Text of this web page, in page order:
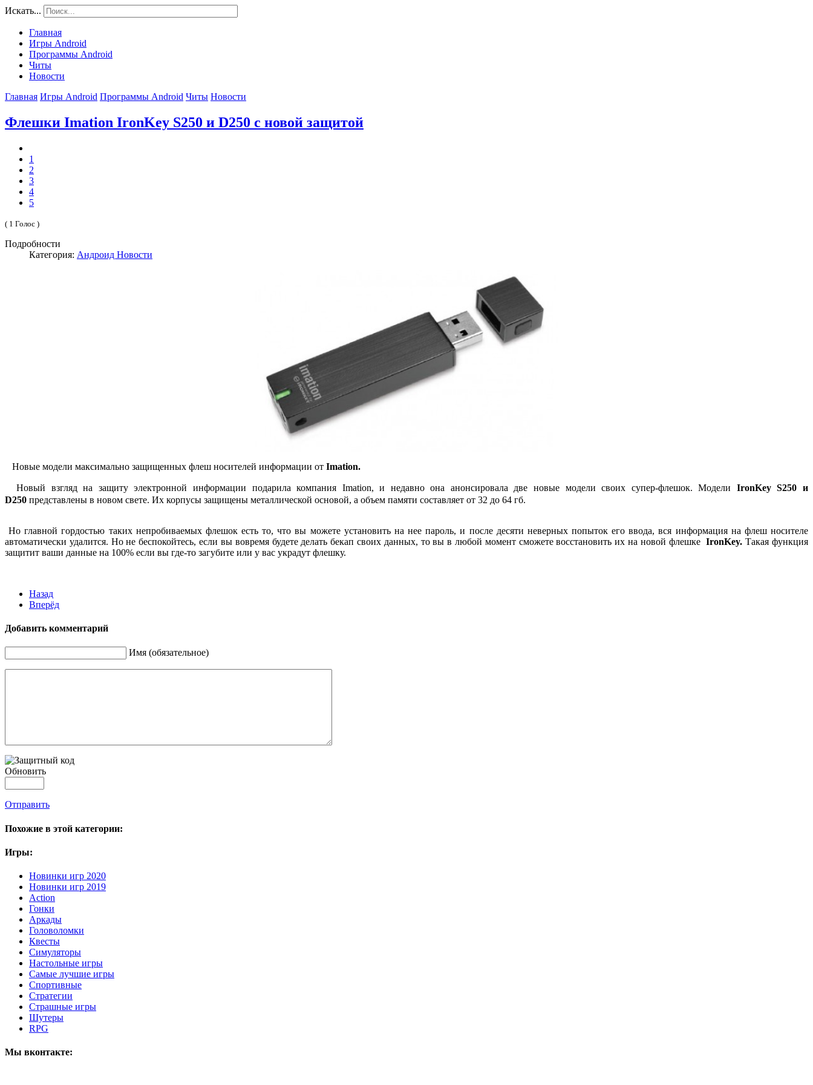
Искать...
Главная
Игры Android
Программы Android
Читы
Новости
Главная Игры Android Программы Android Читы Новости
Флешки Imation IronKey S250 и D250 с новой защитой
1
2
3
4
5
( 1 Голос )
Подробности
Категория: Андроид Новости
Новые модели максимально защищенных флеш носителей информации от Imation.
Новый взгляд на защиту электронной информации подарила компания Imation, и недавно она анонсировала две новые модели своих супер-флешок. Модели IronKey S250 и
D250 представлены в новом свете. Их корпусы защищены металлической основой, а объем памяти составляет от 32 до 64 гб.
Но главной гордостью таких непробиваемых флешок есть то, что вы можете установить на нее пароль, и после десяти неверных попыток его ввода, вся информация на флеш носителе
автоматически удалится. Но не беспокойтесь, если вы вовремя будете делать бекап своих данных, то вы в любой момент сможете восстановить их на новой флешкеIronKey.Такая функция
защитит ваши данные на 100% если вы где-то загубите или у вас украдут флешку.
Назад
Вперёд
Добавить комментарий
Имя (обязательное)
Обновить
Отправить
Похожие в этой категории:
Игры:
Новинки игр 2020
Новинки игр 2019
Action
Гонки
Аркады
Головоломки
Квесты
Симуляторы
Настольные игры
Самые лучшие игры
Спортивные
Стратегии
Страшные игры
Шутеры
RPG
Мы вконтакте: